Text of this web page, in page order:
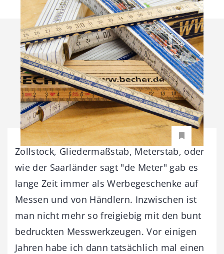
Zollstock, Gliedermaßstab, Meterstab, oder
wie der Saarländer sagt "de Meter" gab es
lange Zeit immer als Werbegeschenke auf
Messen und von Händlern. Inzwischen ist
man nicht mehr so freigiebig mit den bunt
bedruckten Messwerkzeugen. Vor einigen
Jahren habe ich dann tatsächlich mal einen